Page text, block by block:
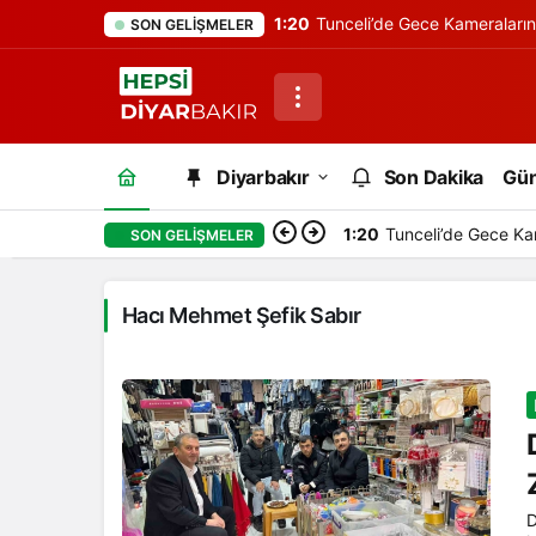
SON GELIŞMELER 1:20 Tunceli’de Gece
Diyarbakır Son Dakika
SON GELIŞMELER 1:20 Tunceli’de Gece
Hacı Mehmet Şefik Sabır